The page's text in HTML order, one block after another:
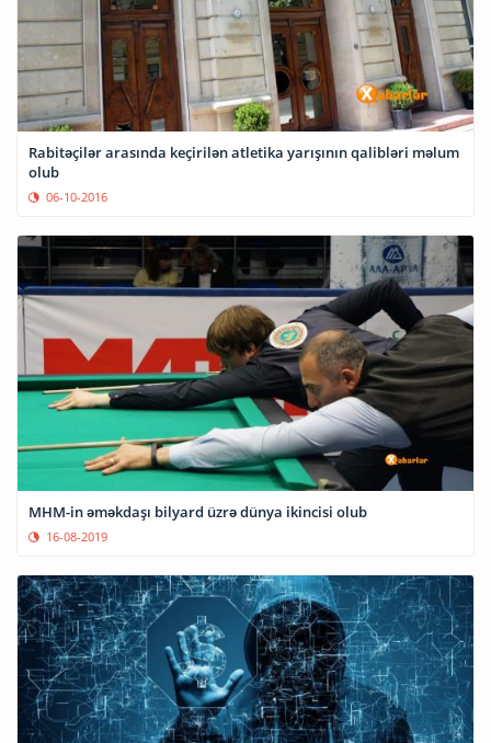
Rabitəçilər arasında keçirilən atletika yarışının qalibləri məlum
olub
06-10-2016
MHM-in əməkdaşı bilyard üzrə dünya ikincisi olub
16-08-2019